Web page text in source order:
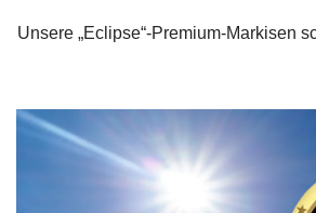
Unsere „Eclipse“-Premium-Markisen